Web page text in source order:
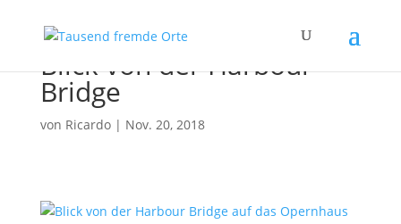
Blick von der Harbour
Bridge
von Ricardo| Nov. 20, 2018